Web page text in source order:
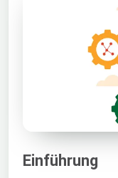
Einführung